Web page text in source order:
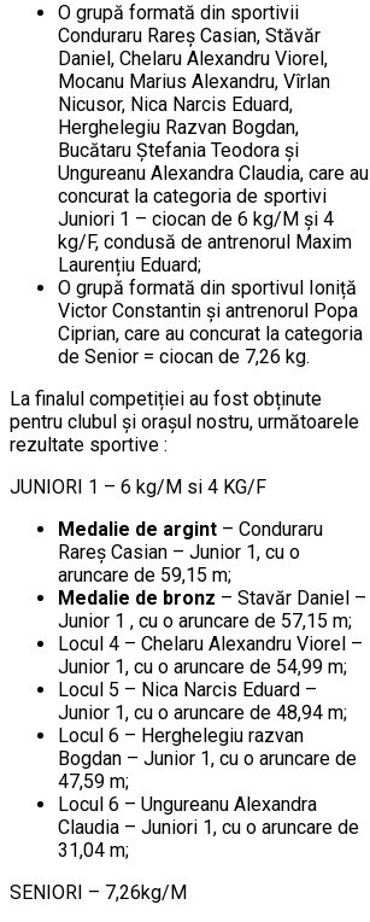
O grupă formată din sportivii
Conduraru Rareș Casian, Stăvăr
Daniel, Chelaru Alexandru Viorel,
Mocanu Marius Alexandru, Vîrlan
Nicusor, Nica Narcis Eduard,
Herghelegiu Razvan Bogdan,
Bucătaru Ștefania Teodora și
Ungureanu Alexandra Claudia, care au
concurat la categoria de sportivi
Juniori 1 – ciocan de 6 kg/M și 4
kg/F, condusă de antrenorul Maxim
Laurențiu Eduard;
O grupă formată din sportivul Ioniță
Victor Constantin și antrenorul Popa
Ciprian, care au concurat la categoria
de Senior = ciocan de 7,26 kg.
La finalul competiției au fost obținute
pentru clubul și orașul nostru, următoarele
rezultate sportive :
JUNIORI 1 – 6 kg/M si 4 KG/F
Medalie de argint – Conduraru
Rareș Casian – Junior 1, cu o
aruncare de 59,15 m;
Medalie de bronz – Stavăr Daniel –
Junior 1 , cu o aruncare de 57,15 m;
Locul 4 – Chelaru Alexandru Viorel –
Junior 1, cu o aruncare de 54,99 m;
Locul 5 – Nica Narcis Eduard –
Junior 1, cu o aruncare de 48,94 m;
Locul 6 – Herghelegiu razvan
Bogdan – Junior 1, cu o aruncare de
47,59 m;
Locul 6 – Ungureanu Alexandra
Claudia – Juniori 1, cu o aruncare de
31,04 m;
SENIORI – 7,26kg/M